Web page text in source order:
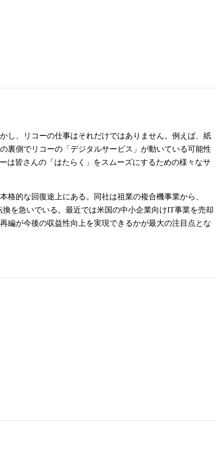
し、リコーの仕事はそれだけではありません。例えば、紙
裏側でリコーの「デジタルサービス」が動いている可能性
は皆さんの「はたらく」をスムーズにするための様々なサ
格的な回復途上にある。同社は祖業の複合機事業から、
を急いでいる。最近では米国の中小企業向けIT事業を売却
編が今後の収益性向上を実現できるかが最大の注目点とな